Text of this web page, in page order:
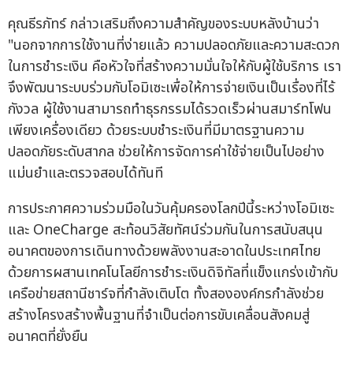
คุณธีรภัทร์ กล่าวเสริมถึงความสำคัญของระบบหลังบ้านว่า
"นอกจากการใช้งานที่ง่ายแล้ว ความปลอดภัยและความสะดวก
ในการชำระเงิน คือหัวใจที่สร้างความมั่นใจให้กับผู้ใช้บริการ เรา
จึงพัฒนาระบบร่วมกับโอมิเซะเพื่อให้การจ่ายเงินเป็นเรื่องที่ไร้
กังวล ผู้ใช้งานสามารถทำธุรกรรมได้รวดเร็วผ่านสมาร์ทโฟน
เพียงเครื่องเดียว ด้วยระบบชำระเงินที่มีมาตรฐานความ
ปลอดภัยระดับสากล ช่วยให้การจัดการค่าใช้จ่ายเป็นไปอย่าง
แม่นยำและตรวจสอบได้ทันที
การประกาศความร่วมมือในวันคุ้มครองโลกปีนี้ระหว่างโอมิเซะ
และ OneCharge สะท้อนวิสัยทัศน์ร่วมกันในการสนับสนุน
อนาคตของการเดินทางด้วยพลังงานสะอาดในประเทศไทย
ด้วยการผสานเทคโนโลยีการชำระเงินดิจิทัลที่แข็งแกร่งเข้ากับ
เครือข่ายสถานีชาร์จที่กำลังเติบโต ทั้งสององค์กรกำลังช่วย
สร้างโครงสร้างพื้นฐานที่จำเป็นต่อการขับเคลื่อนสังคมสู่
อนาคตที่ยั่งยืน